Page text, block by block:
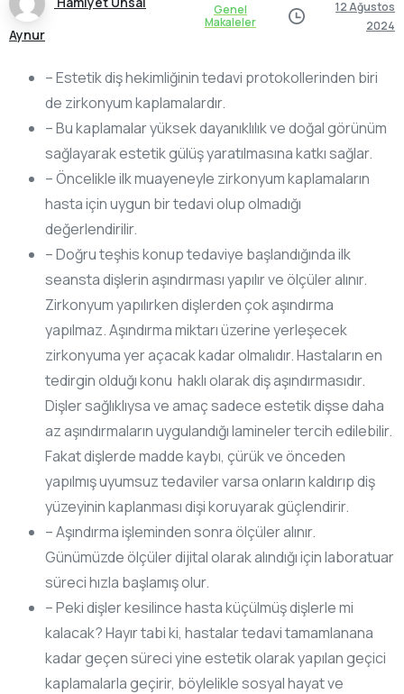
Aynur
Genel
Makaleler
12 Ağustos
2024
– Estetik diş hekimliğinin tedavi protokollerinden biri
de zirkonyum kaplamalardır.
– Bu kaplamalar yüksek dayanıklılık ve doğal görünüm
sağlayarak estetik gülüş yaratılmasına katkı sağlar.
– Öncelikle ilk muayeneyle zirkonyum kaplamaların
hasta için uygun bir tedavi olup olmadığı
değerlendirilir.
– Doğru teşhis konup tedaviye başlandığında ilk
seansta dişlerin aşındırması yapılır ve ölçüler alınır.
Zirkonyum yapılırken dişlerden çok aşındırma
yapılmaz. Aşındırma miktarı üzerine yerleşecek
zirkonyuma yer açacak kadar olmalıdır. Hastaların en
tedirgin olduğı konu haklı olarak diş aşındırmasıdır.
Dişler sağlıklıysa ve amaç sadece estetik dişse daha
az aşındırmaların uygulandığı lamineler tercih edilebilir.
Fakat dişlerde madde kaybı, çürük ve önceden
yapılmış uyumsuz tedaviler varsa onların kaldırıp diş
yüzeyinin kaplanması dişi koruyarak güçlendirir.
– Aşındırma işleminden sonra ölçüler alınır.
Günümüzde ölçüler dijital olarak alındığı için laboratuar
süreci hızla başlamış olur.
– Peki dişler kesilince hasta küçülmüş dişlerle mi
kalacak? Hayır tabi ki, hastalar tedavi tamamlanana
kadar geçen süreci yine estetik olarak yapılan geçici
kaplamalarla geçirir, böylelikle sosyal hayat ve